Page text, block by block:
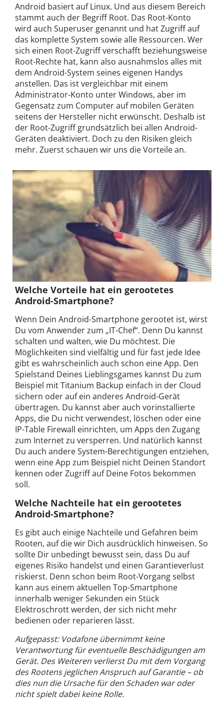
Android basiert auf Linux. Und aus diesem Bereich
stammt auch der Begriff Root. Das Root-Konto
wird auch Superuser genannt und hat Zugriff auf
das komplette System sowie alle Ressourcen. Wer
sich einen Root-Zugriff verschafft beziehungsweise
Root-Rechte hat, kann also ausnahmslos alles mit
dem Android-System seines eigenen Handys
anstellen. Das ist vergleichbar mit einem
Administrator-Konto unter Windows, aber im
Gegensatz zum Computer auf mobilen Geräten
seitens der Hersteller nicht erwünscht. Deshalb ist
der Root-Zugriff grundsätzlich bei allen Android-
Geräten deaktiviert. Doch zu den Risiken gleich
mehr. Zuerst schauen wir uns die Vorteile an.
Welche Vorteile hat ein gerootetes
Android-Smartphone?
Wenn Dein Android-Smartphone gerootet ist, wirst
Du vom Anwender zum „IT-Chef“. Denn Du kannst
schalten und walten, wie Du möchtest. Die
Möglichkeiten sind vielfältig und für fast jede Idee
gibt es wahrscheinlich auch schon eine App. Den
Spielstand Deines Lieblingsgames kannst Du zum
Beispiel mit Titanium Backup einfach in der Cloud
sichern oder auf ein anderes Android-Gerät
übertragen. Du kannst aber auch vorinstallierte
Apps, die Du nicht verwendest, löschen oder eine
IP-Table Firewall einrichten, um Apps den Zugang
zum Internet zu versperren. Und natürlich kannst
Du auch andere System-Berechtigungen entziehen,
wenn eine App zum Beispiel nicht Deinen Standort
kennen oder Zugriff auf Deine Fotos bekommen
soll.
Welche Nachteile hat ein gerootetes
Android-Smartphone?
Es gibt auch einige Nachteile und Gefahren beim
Rooten, auf die wir Dich ausdrücklich hinweisen. So
sollte Dir unbedingt bewusst sein, dass Du auf
eigenes Risiko handelst und einen Garantieverlust
riskierst. Denn schon beim Root-Vorgang selbst
kann aus einem aktuellen Top-Smartphone
innerhalb weniger Sekunden ein Stück
Elektroschrott werden, der sich nicht mehr
bedienen oder reparieren lässt.
Aufgepasst: Vodafone übernimmt keine
Verantwortung für eventuelle Beschädigungen am
Gerät. Des Weiteren verlierst Du mit dem Vorgang
des Rootens jeglichen Anspruch auf Garantie – ob
dies nun die Ursache für den Schaden war oder
nicht spielt dabei keine Rolle.